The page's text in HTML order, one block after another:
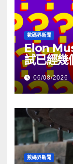
數碼界新聞
Elon
試已經幾
06/08/2026
數碼界新聞